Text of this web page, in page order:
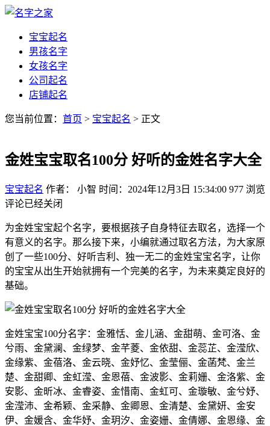
宝宝起名
男孩名字
女孩名字
公司起名
店铺起名
您当前位置： 首页 > 宝宝起名 > 正文
金姓宝宝取名100分 好听的金姓名字大全
宝宝起名 作者： 小智 时间：2024年12月3日 15:34:00 977 浏览
评论已经关闭
为金姓宝宝起个名字，要根据孩子自身特征去取名，选择一个
有意义的名字。那么接下来，小编就通过取名方法，为大家原
创了一些100分、好听吉利、独一无二的金姓宝宝名字，让你
的宝宝从出生开始就拥有一个完美的名字，为未来奠定良好的
基础。
金姓宝宝100分名字：金雅恬、金儿涵、金甜萌、金可洛、金
兮雨、金黛澜、金绿梦、金芊菱、金依甜、金蕊芷、金滢欣、
金缘紫、金蓓洛、金云晓、金妤忆、金莹俪、金菡梵、金兰
楚、金甜卿、金虹滢、金恩蓓、金波影、金莉姗、金洛紫、金
安影、金昕冰、金睿姿、金惜南、金虹可、金璇敏、金兮妤、
金滢沛、金希颖、金采静、金卿恩、金清楚、金黛妍、金安
伊、金媛含、金华妤、金玥汐、金姿姗、金倩娜、金恩缘、金